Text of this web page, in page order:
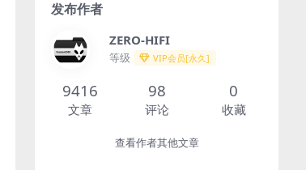
发布作者
ZERO-HIFI
等级 VIP会员[永久]
9416
文章
98
评论
0
收藏
查看作者其他文章